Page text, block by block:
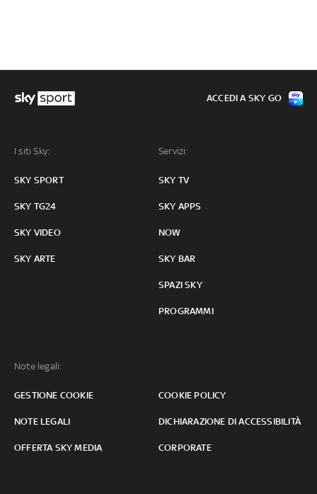
I siti Sky:
SKY SPORT
SKY TG24
SKY VIDEO
SKY ARTE
Servizi:
SKY TV
SKY APPS
NOW
SKY BAR
SPAZI SKY
PROGRAMMI
Note legali:
GESTIONE COOKIE COOKIE POLICY
NOTE LEGALI DICHIARAZIONE DI ACCESSIBILITÀ
OFFERTA SKY MEDIA CORPORATE
ACCEDI A SKY GO